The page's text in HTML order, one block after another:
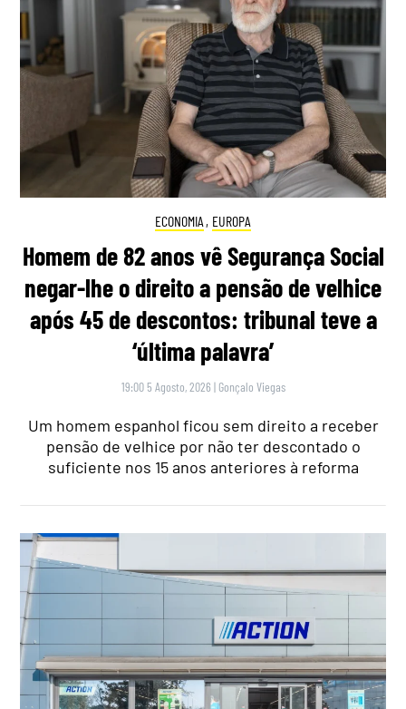
ECONOMIA , EUROPA
Homem de 82 anos vê Segurança Social
negar-lhe o direito a pensão de velhice
após 45 de descontos: tribunal teve a
‘última palavra’
19:00 5 Agosto, 2026 | Gonçalo Viegas
Um homem espanhol ficou sem direito a receber
pensão de velhice por não ter descontado o
suficiente nos 15 anos anteriores à reforma